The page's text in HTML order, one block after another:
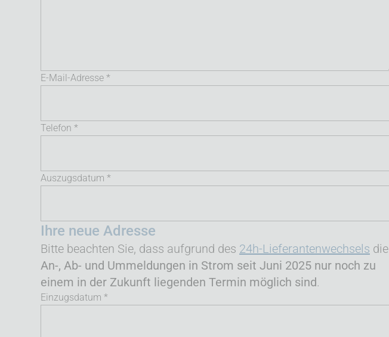
E-Mail-Adresse *
Telefon *
Auszugsdatum *
Ihre neue Adresse
Bitte beachten Sie, dass aufgrund des 24h-Lieferantenwechsels die
An-, Ab- und Ummeldungen in Strom seit Juni 2025 nur noch zu
einem in der Zukunft liegenden Termin möglich sind.
Einzugsdatum *